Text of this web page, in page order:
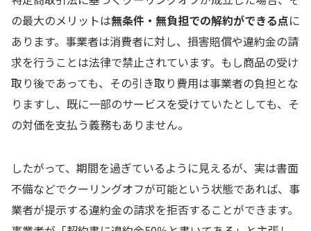
の最大のメリットは無条件・無負担での解約ができる点に
あります。事業者は消費者に対し、損害賠償や違約金の請
求を行うことは法律で禁止されています。もし商品の受け
取り後であっても、その引き取り費用は事業者の負担とな
りますし、既に一部のサービスを受けていたとしても、そ
の対価を支払う義務もありません。
したがって、期間を過ぎているように見えるが、実は書面
不備などでクーリングオフが可能という状態であれば、事
業者が提示する違約金の請求を拒否することができます。